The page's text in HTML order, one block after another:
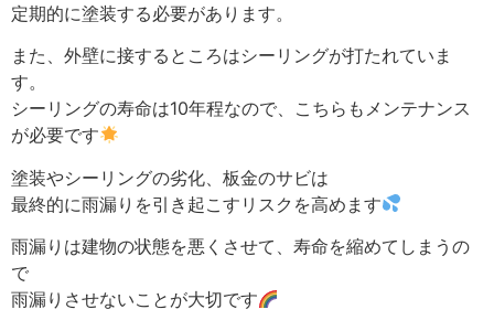
定期的に塗装する必要があります。
また、外壁に接するところはシーリングが打たれていま
す。
シーリングの寿命は10年程なので、こちらもメンテナンス
が必要です
塗装やシーリングの劣化、板金のサビは
最終的に雨漏りを引き起こすリスクを高めます
雨漏りは建物の状態を悪くさせて、寿命を縮めてしまうの
で
雨漏りさせないことが大切です